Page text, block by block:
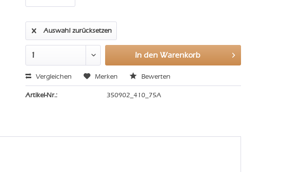
Auswahl zurücksetzen
In den Warenkorb
Vergleichen Merken Bewerten
Artikel-Nr.: 350902_410_75A